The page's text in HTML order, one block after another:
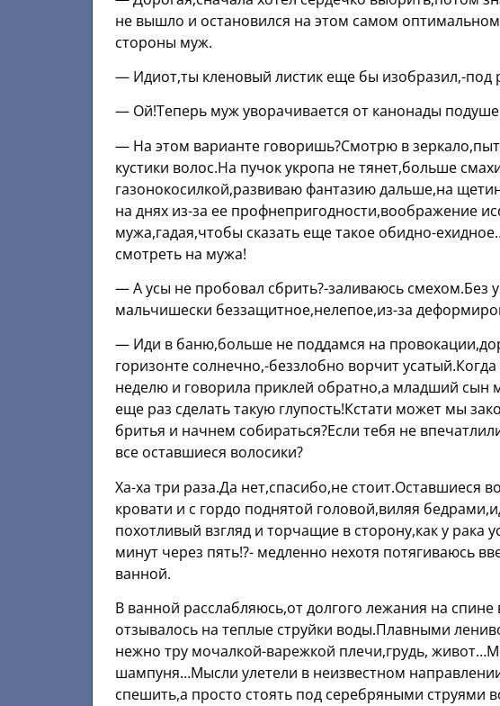
не вышло и остановился на этом самом
стороны муж.
— Идиот,ты кленовый листик еще бы изобразил,-под
— Ой!Теперь муж уворачивается от канонады
— На этом варианте говоришь?Смотрю в
кустики волос.На пучок укропа не тянет,больше
газонокосилкой,развиваю фантазию дальше,на
на днях из-за ее профнепригодности,воображение
мужа,гадая,чтобы сказать еще такое обидно-
смотреть на мужа!
— А усы не пробовал сбрить?-заливаюсь смехом.Без
мальчишески беззащитное,нелепое,из-за
— Иди в баню,больше не поддамся на
горизонте солнечно,-беззлобно ворчит
неделю и говорила приклей обратно,а младший сын
еще раз сделать такую глупость!Кстати может мы
бритья и начнем собираться?Если тебя не
все оставшиеся волосики?
Ха-ха три раза.Да нет,спасибо,не стоит.Оставшиеся
кровати и с гордо поднятой головой,виляя
похотливый взгляд и торчащие в сторону,как у
минут через пять!?- медленно нехотя потягиваюсь
ванной.
В ванной расслабляюсь,от долгого лежания на
отзывалось на теплые струйки воды.Плавными
нежно тру мочалкой-варежкой плечи,грудь,
шампуня…Мысли улетели в неизвестном
спешить,а просто стоять под серебряными струями